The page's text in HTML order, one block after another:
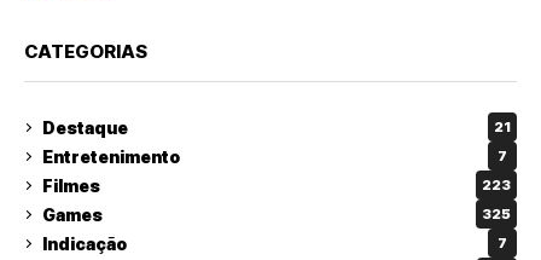
CATEGORIAS
Destaque 21
Entretenimento 7
Filmes 223
Games 325
Indicação 7